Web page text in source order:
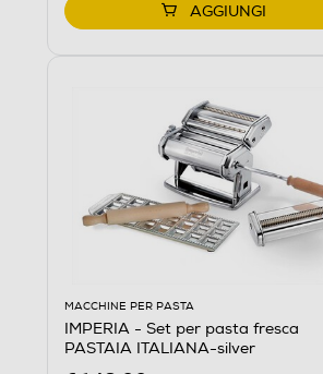
AGGIUNGI
MACCHINE PER PASTA
IMPERIA - Set per pasta fresca
PASTAIA ITALIANA-silver